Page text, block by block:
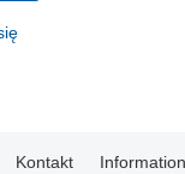
Kontakt